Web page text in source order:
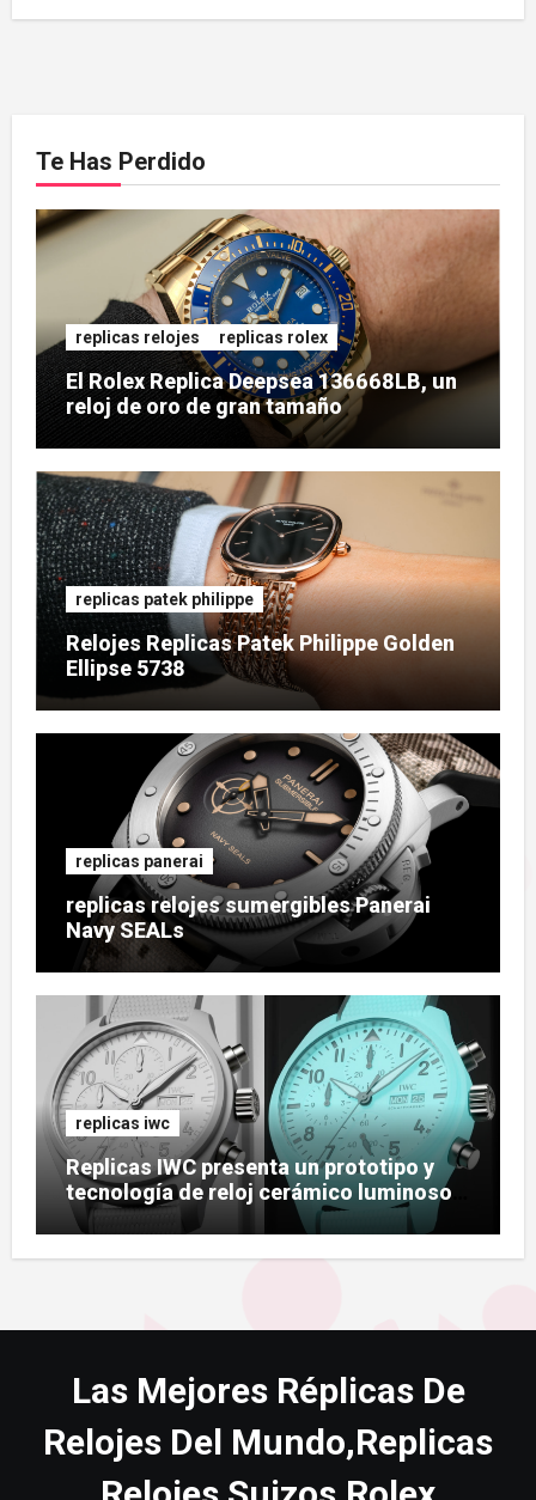
Te Has Perdido
replicas relojes replicas rolex
El Rolex Replica Deepsea 136668LB, un
reloj de oro de gran tamaño
replicas patek philippe
Relojes Replicas Patek Philippe Golden
Ellipse 5738
replicas panerai
replicas relojes sumergibles Panerai
Navy SEALs
replicas iwc
Replicas IWC presenta un prototipo y
tecnología de reloj cerámico luminoso
Ceralume
Las Mejores Réplicas De
Relojes Del Mundo,Replicas